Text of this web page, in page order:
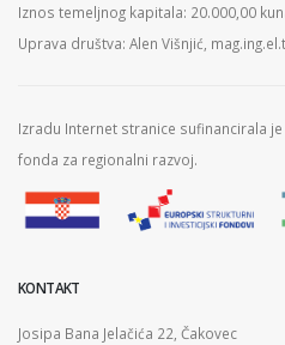
Iznos temeljnog kapitala: 20.000,00
Uprava društva: Alen Višnjić,
Izradu Internet stranice sufinancirala
fonda za regionalni razvoj.
KONTAKT
Josipa Bana Jelačića 22, Čakovec